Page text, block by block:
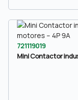
721119019
Mini Contactor